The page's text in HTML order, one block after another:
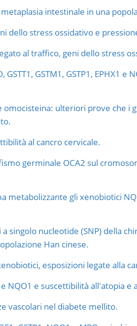
intestinale in una
dello stress ossidativo e
al traffico, geni dello stress
GSTM1, GSTP1, EPHX1
ulteriori prove che i
al cancro cervicale.
germinale OCA2 sul
metabolizzante gli xenobiotici
singolo nucleotide (SNP) della
Han cinese.
esposizioni legate alla
e NQO1 e suscettibilità all'atopia
vascolari nel diabete mellito.